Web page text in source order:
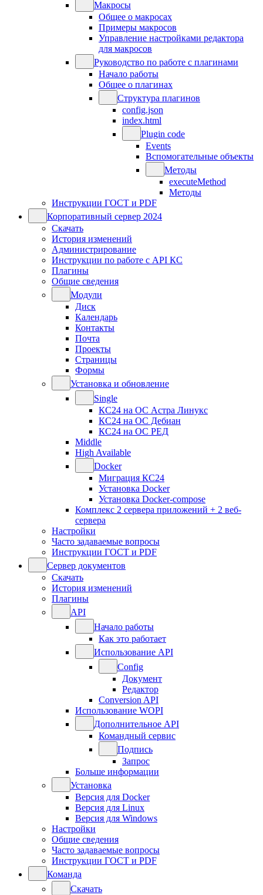
Макросы
Общее о макросах
Примеры макросов
Управление настройками редактора
для макросов
Руководство по работе с плагинами
Начало работы
Общее о плагинах
Структура плагинов
config.json
index.html
Plugin code
Events
Вспомогательные объекты
Методы
executeMethod
Методы
Инструкции ГОСТ и PDF
Корпоративный сервер 2024
Скачать
История изменений
Администрирование
Инструкции по работе с API КС
Плагины
Общие сведения
Модули
Диск
Календарь
Контакты
Почта
Проекты
Страницы
Формы
Установка и обновление
Single
КС24 на ОС Астра Линукс
КС24 на ОС Дебиан
КС24 на ОС РЕД
Middle
High Available
Docker
Миграция КС24
Установка Docker
Установка Docker-compose
Комплекс 2 сервера приложений + 2 веб-
сервера
Настройки
Часто задаваемые вопросы
Инструкции ГОСТ и PDF
Сервер документов
Скачать
История изменений
Плагины
API
Начало работы
Как это работает
Использование API
Config
Документ
Редактор
Conversion API
Использование WOPI
Дополнительное API
Командный сервис
Подпись
Запрос
Больше информации
Установка
Версия для Docker
Версия для Linux
Версия для Windows
Настройки
Общие сведения
Часто задаваемые вопросы
Инструкции ГОСТ и PDF
Команда
Скачать